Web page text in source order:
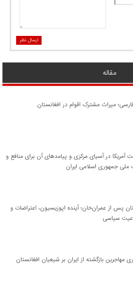
ارسال نظر
مقاله
میراث مشترک اقوام در افغانستان
آمریکا در آسیای مرکزی و پیامدهای آن برای منافع و
ملی جمهوری اسلامی ایران
پس از عمران‌خان؛ آینده اپوزیسیون، اعتراضات و
سیاسی
مهاجرین بازگشته از ایران بر شیعیان افغانستان